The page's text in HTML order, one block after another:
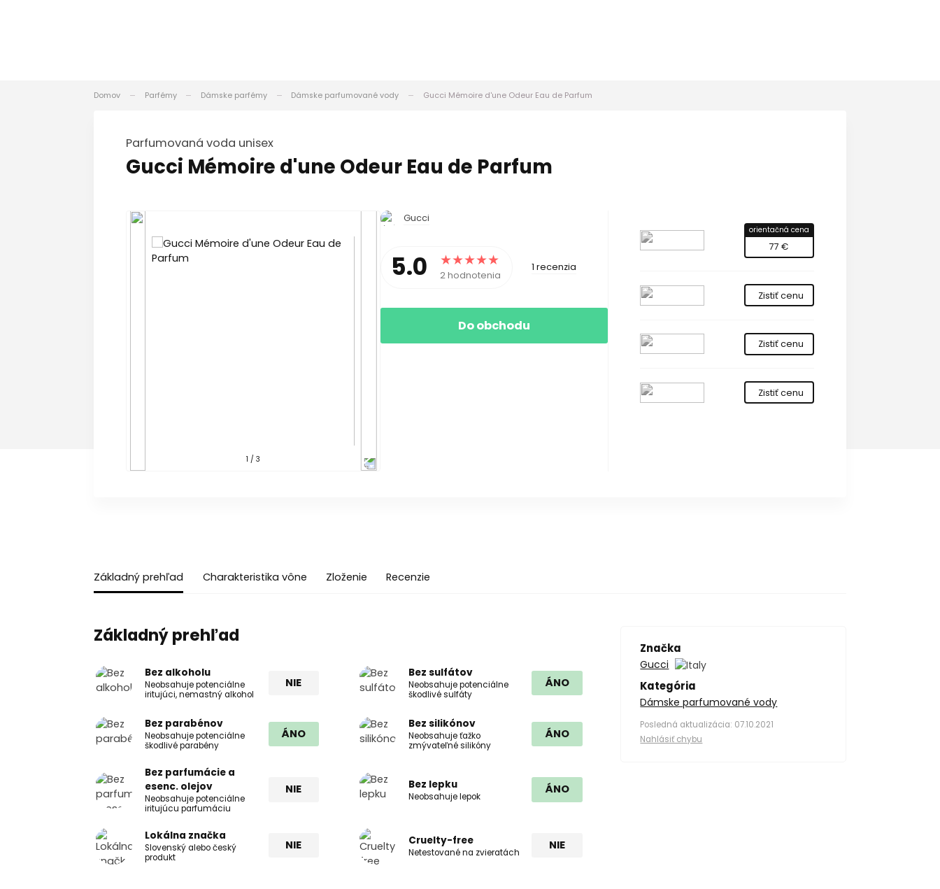
Domov Parfémy Dámske parfémy Dámske parfumované vody Gucci Mémoire d'une Odeur Eau de Parfum
Parfumovaná voda unisex
Gucci Mémoire d'une Odeur Eau de Parfum
1 / 3
Gucci
5.0 2 hodnotenia
1 recenzia
Do obchodu
orientačná cena
77 €
Zistiť cenu
Zistiť cenu
Zistiť cenu
Základný prehľad Charakteristika vône Zloženie Recenzie
Základný prehľad
Bez alkoholu
Neobsahuje potenciálne
iritujúci, nemastný alkohol
NIE
Bez sulfátov
Neobsahuje potenciálne
škodlivé sulfáty
ÁNO
Bez parabénov
Neobsahuje potenciálne
škodlivé parabény
ÁNO
Bez silikónov
Neobsahuje ťažko
zmývateľné silikóny
ÁNO
Bez parfumácie a
esenc. olejov
Neobsahuje potenciálne
iritujúcu parfumáciu
NIE Bez lepku
Neobsahuje lepok
ÁNO
Lokálna značka
Slovenský alebo český
produkt
NIE Cruelty-free
Netestované na zvieratách
NIE
Značka
Gucci
Kategória
Dámske parfumované vody
Posledná aktualizácia: 07.10.2021
Nahlásiť chybu